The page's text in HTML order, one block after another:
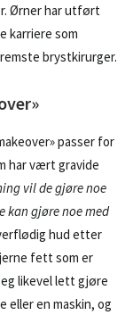
Ørner har utført
karriere som
brystkirurger.
passer for
har vært gravide
vil de gjøre noe
kan gjøre noe med
hud etter
fett som er
likevel lett gjøre
eller en maskin, og